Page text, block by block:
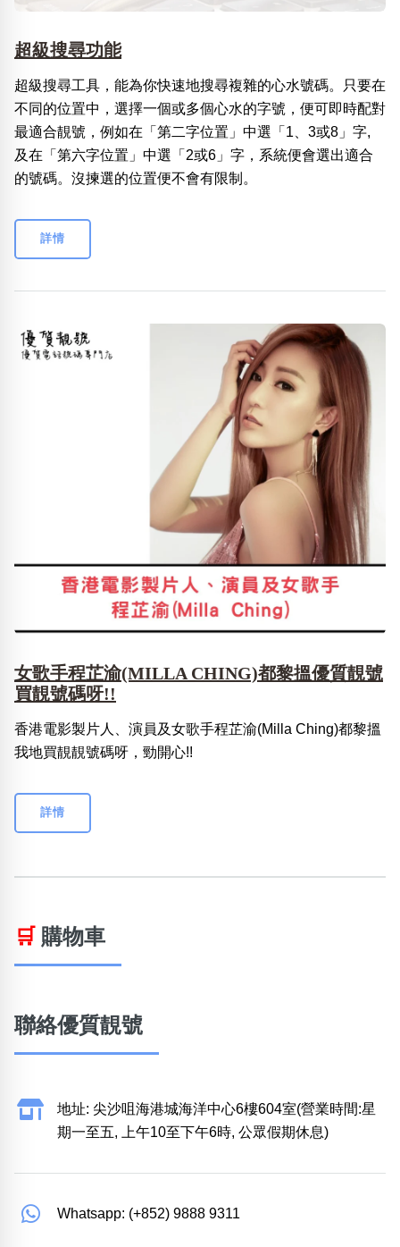
超級搜尋功能
超級搜尋工具，能為你快速地搜尋複雜的心水號碼。只要在
不同的位置中，選擇一個或多個心水的字號，便可即時配對
最適合靚號，例如在「第二字位置」中選「1、3或8」字,
及在「第六字位置」中選「2或6」字，系統便會選出適合
的號碼。沒揀選的位置便不會有限制。
詳情
女歌手程芷渝(MILLA CHING)都黎搵優質靚號
買靚號碼呀!!
香港電影製片人、演員及女歌手程芷渝(Milla Ching)都黎搵
我地買靚靚號碼呀，勁開心!!
詳情
🛒 購物車
聯絡優質靚號
地址: 尖沙咀海港城海洋中心6樓604室(營業時間:星
期一至五, 上午10至下午6時, 公眾假期休息)
Whatsapp: (+852) 9888 9311